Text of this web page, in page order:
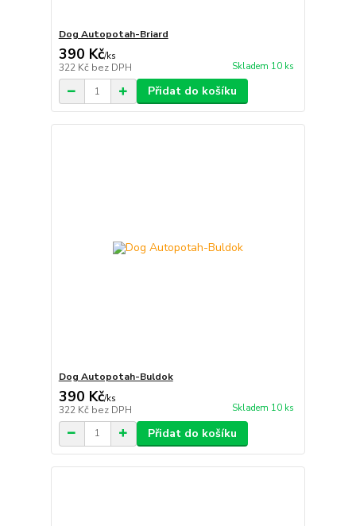
Dog Autopotah-Briard
390 Kč/ks
322 Kč bez DPH Skladem 10 ks
Přidat do košíku
Dog Autopotah-Buldok
390 Kč/ks
322 Kč bez DPH Skladem 10 ks
Přidat do košíku